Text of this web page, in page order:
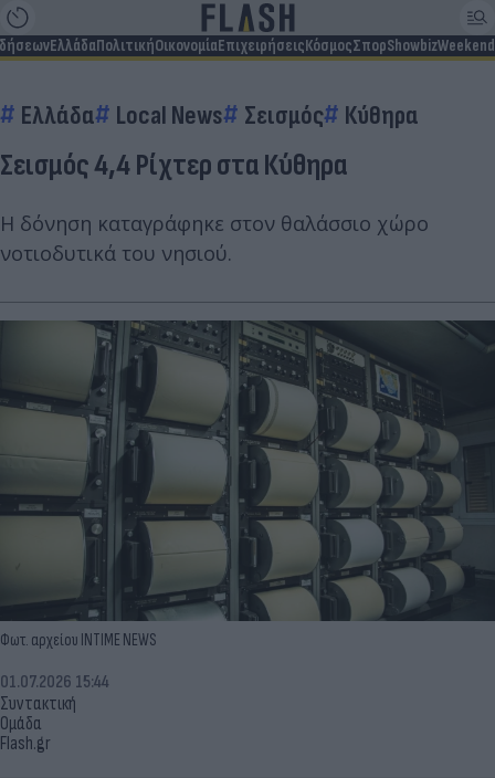
ΕλλάδαΠολιτικήΟικονομίαΕπιχειρήσειςΚόσμοςΣπορShowbizWeekend
Ελλάδα Local News Σεισμός Κύθηρα
Σεισμός 4,4 Ρίχτερ στα Κύθηρα
Η δόνηση καταγράφηκε στον θαλάσσιο χώρο
νοτιοδυτικά του νησιού.
Φωτ. αρχείου INTIME NEWS
Συντακτική
Ομάδα
Flash.gr
01.07.2026 15:44